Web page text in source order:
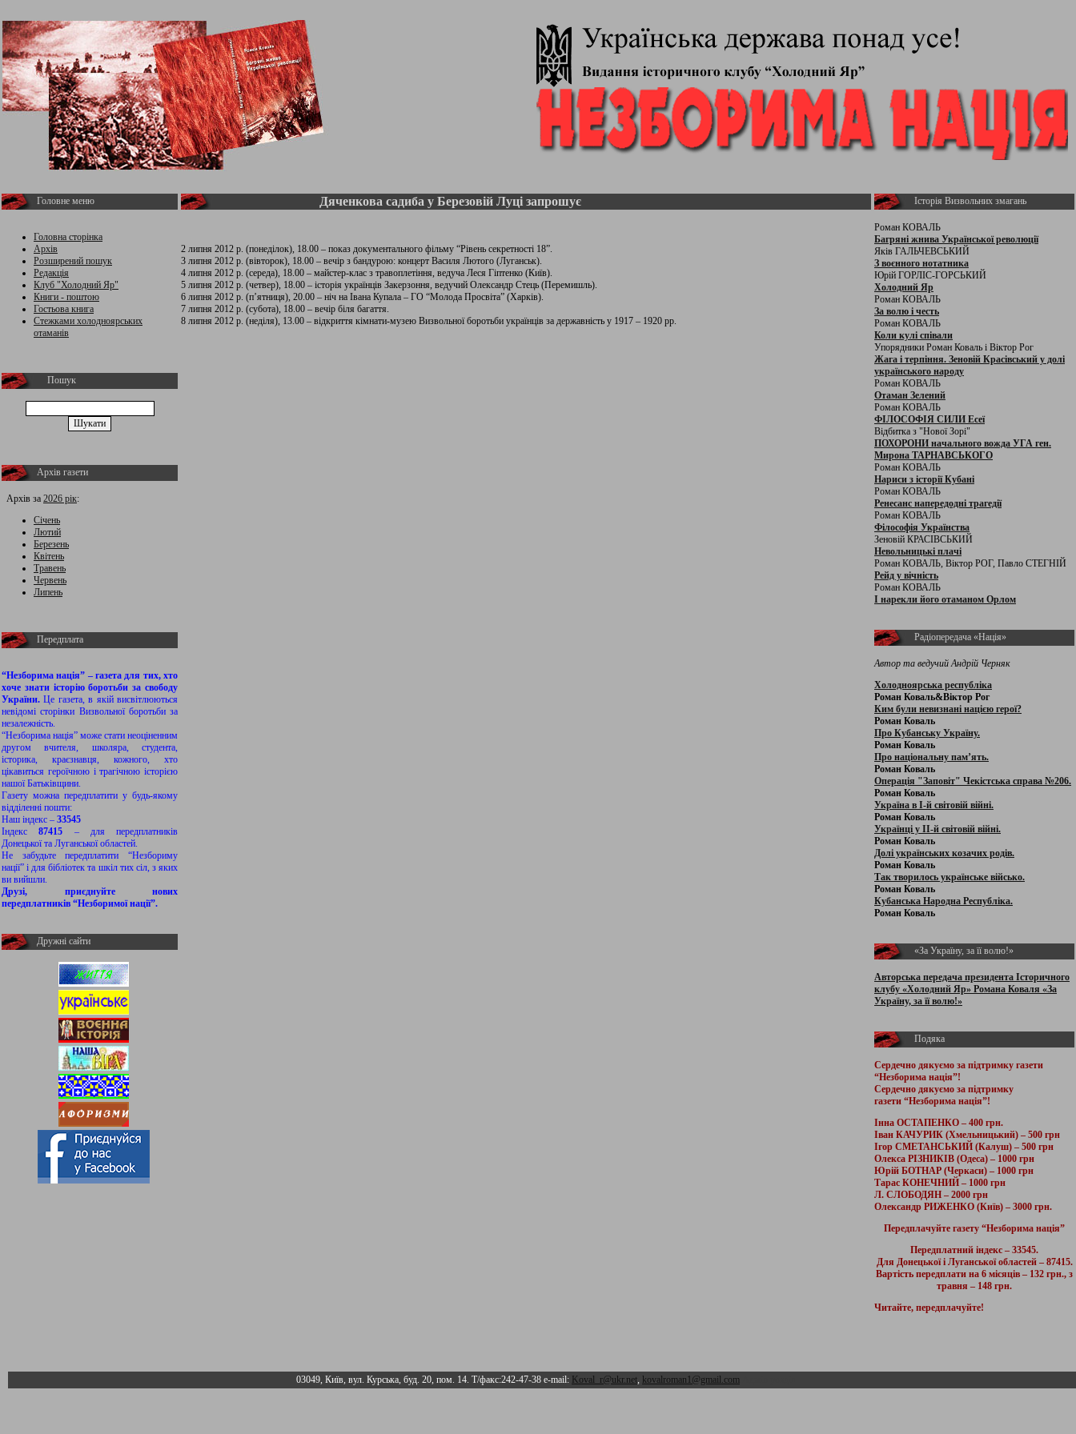
Головне меню
Головна сторінка
Архів
Розширений пошук
Редакція
Клуб "Холодний Яр"
Книги - поштою
Гостьова книга
Стежками холодноярських
отаманів
Пошук
Архів газети
Архів за 2026 рік:
Січень
Лютий
Березень
Квітень
Травень
Червень
Липень
Передплата
“Незборима нація” – газета для тих, хто
хоче знати історію боротьби за свободу
України.Це газета, в якій висвітлюються
невідомі сторінки Визвольної боротьби за
незалежність.
“Незборима нація” може стати неоціненним
другом вчителя, школяра, студента,
історика, краєзнавця, кожного, хто
цікавиться героїчною і трагічною історією
нашої Батьківщини.
Газету можна передплатити у будь-якому
відділенні пошти:
Наш індекс – 33545
Індекс87415 – для передплатників
Донецької та Луганської областей.
Не забудьте передплатити “Незбориму
нації” і для бібліотек та шкіл тих сіл, з яких
ви вийшли.
Друзі, приєднуйте нових
передплатників “Незборимої нації”.
Дружні сайти
Дяченкова садиба у Березовій Луці запрошує
2 липня 2012 р. (понеділок), 18.00 – показ документального фільму “Рівень секретності 18”.
3 липня 2012 р. (вівторок), 18.00 – вечір з бандурою: концерт Василя Лютого (Луганськ).
4 липня 2012 р. (середа), 18.00 – майстер-клас з травоплетіння, ведуча Леся Гіптенко (Київ).
5 липня 2012 р. (четвер), 18.00 – історія українців Закерзоння, ведучий Олександр Стець (Перемишль).
6 липня 2012 р. (п’ятниця), 20.00 – ніч на Івана Купала – ГО “Молода Просвіта” (Харків).
7 липня 2012 р. (субота), 18.00 – вечір біля багаття.
8 липня 2012 р. (неділя), 13.00 – відкриття кімнати-музею Визвольної боротьби українців за державність у 1917 – 1920 рр.
Історія Визвольних змагань
Роман КОВАЛЬ
Багряні жнива Української революції
Яків ГАЛЬЧЕВСЬКИЙ
З воєнного нотатника
Юрій ГОРЛІС-ГОРСЬКИЙ
Холодний Яр
Роман КОВАЛЬ
За волю і честь
Роман КОВАЛЬ
Коли кулі співали
Упорядники Роман Коваль і Віктор Рог
Жага і терпіння. Зеновій Красівський у долі
українського народу
Роман КОВАЛЬ
Отаман Зелений
Роман КОВАЛЬ
ФІЛОСОФІЯ СИЛИ Есеї
Відбитка з "Нової Зорі"
ПОХОРОНИ начального вожда УГА ген.
Мирона ТАРНАВСЬКОГО
Роман КОВАЛЬ
Нариси з історії Кубані
Роман КОВАЛЬ
Ренесанс напередодні трагедії
Роман КОВАЛЬ
Філософія Українства
Зеновій КРАСІВСЬКИЙ
Невольницькі плачі
Роман КОВАЛЬ, Віктор РОГ, Павло СТЕГНІЙ
Рейд у вічність
Роман КОВАЛЬ
І нарекли його отаманом Орлом
Радіопередача «Нація»
Автор та ведучий Андрій Черняк
Холодноярська республіка
Роман Коваль&Віктор Рог
Ким були невизнані нацією герої?
Роман Коваль
Про Кубанську Україну.
Роман Коваль
Про національну пам’ять.
Роман Коваль
Операція "Заповіт" Чекістська справа №206.
Роман Коваль
Україна в І-й світовій війні.
Роман Коваль
Українці у ІІ-й світовій війні.
Роман Коваль
Долі українських козачих родів.
Роман Коваль
Так творилось українське військо.
Роман Коваль
Кубанська Народна Республіка.
Роман Коваль
«За Україну, за її волю!»
Авторська передача президента Історичного
клубу «Холодний Яр» Романа Коваля «За
Україну, за її волю!»
Подяка
Сердечно дякуємо за підтримку газети
“Незборима нація”!
Сердечно дякуємо за підтримку
газети “Незборима нація”!
Інна ОСТАПЕНКО – 400 грн.
Іван КАЧУРИК (Хмельницький) – 500 грн
Ігор СМЕТАНСЬКИЙ (Калуш) – 500 грн
Олекса РІЗНИКІВ (Одеса) – 1000 грн
Юрій БОТНАР (Черкаси) – 1000 грн
Тарас КОНЕЧНИЙ – 1000 грн
Л. СЛОБОДЯН – 2000 грн
Олександр РИЖЕНКО (Київ) – 3000 грн.
Передплачуйте газету “Незборима нація”
Передплатний індекс – 33545.
Для Донецької і Луганської областей – 87415.
Вартість передплати на 6 місяців – 132 грн., з
травня – 148 грн.
Читайте, передплачуйте!
03049, Київ, вул. Курська, буд. 20, пом. 14. Т/факс:242-47-38 e-mail: Koval_r@ukr.net, kovalroman1@gmail.com